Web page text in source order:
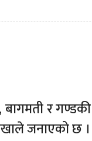
र गण्डकी
जनाएको छ ।